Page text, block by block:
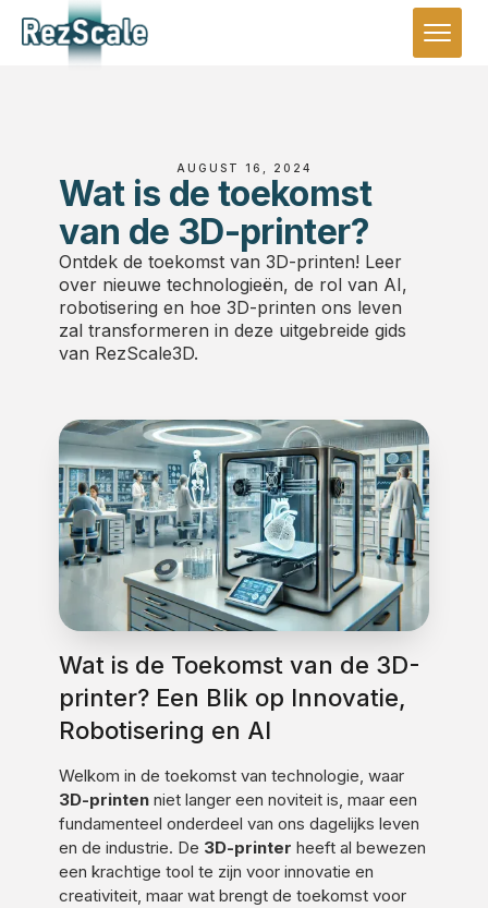
AUGUST 16, 2024
Wat is de toekomst
van de 3D-printer?
Ontdek de toekomst van 3D-printen! Leer
over nieuwe technologieën, de rol van AI,
robotisering en hoe 3D-printen ons leven
zal transformeren in deze uitgebreide gids
van RezScale3D.
Wat is de Toekomst van de 3D-
printer? Een Blik op Innovatie,
Robotisering en AI
Welkom in de toekomst van technologie, waar
3D-printen niet langer een noviteit is, maar een
fundamenteel onderdeel van ons dagelijks leven
en de industrie. De 3D-printer heeft al bewezen
een krachtige tool te zijn voor innovatie en
creativiteit, maar wat brengt de toekomst voor